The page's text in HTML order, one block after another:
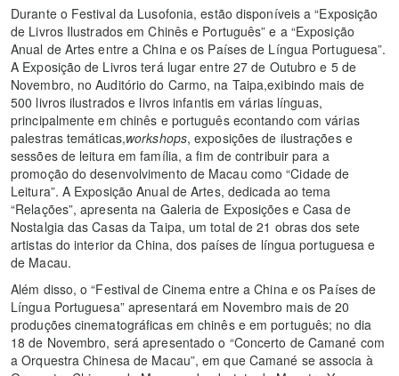
Durante o Festival da Lusofonia, estão disponíveis a “Exposição
de Livros Ilustrados em Chinês e Português” e a “Exposição
Anual de Artes entre a China e os Países de Língua Portuguesa”.
A Exposição de Livros terá lugar entre 27 de Outubro e 5 de
Novembro, no Auditório do Carmo, na Taipa,exibindo mais de
500 livros ilustrados e livros infantis em várias línguas,
principalmente em chinês e português econtando com várias
palestras temáticas,workshops, exposições de ilustrações e
sessões de leitura em família, a fim de contribuir para a
promoção do desenvolvimento de Macau como “Cidade de
Leitura”. A Exposição Anual de Artes, dedicada ao tema
“Relações”, apresenta na Galeria de Exposições e Casa de
Nostalgia das Casas da Taipa, um total de 21 obras dos sete
artistas do interior da China, dos países de língua portuguesa e
de Macau.
Além disso, o “Festival de Cinema entre a China e os Países de
Língua Portuguesa” apresentará em Novembro mais de 20
produções cinematográficas em chinês e em português; no dia
18 de Novembro, será apresentado o “Concerto de Camané com
a Orquestra Chinesa de Macau”, em que Camané se associa à